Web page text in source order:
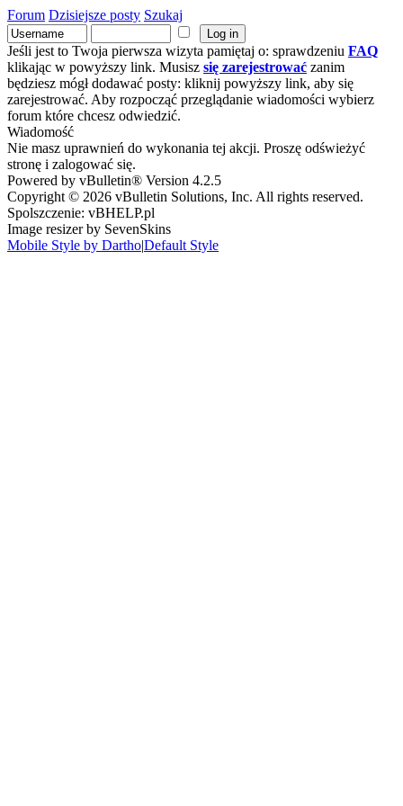
Forum Dzisiejsze posty Szukaj
Jeśli jest to Twoja pierwsza wizyta pamiętaj o: sprawdzeniu FAQ
klikając w powyższy link. Musisz się zarejestrować zanim
będziesz mógł dodawać posty: kliknij powyższy link, aby się
zarejestrować. Aby rozpocząć przeglądanie wiadomości wybierz
forum które chcesz odwiedzić.
Wiadomość
Nie masz uprawnień do wykonania tej akcji. Proszę odświeżyć
stronę i zalogować się.
Powered by vBulletin® Version 4.2.5
Copyright © 2026 vBulletin Solutions, Inc. All rights reserved.
Spolszczenie: vBHELP.pl
Image resizer by SevenSkins
Mobile Style by Dartho|Default Style